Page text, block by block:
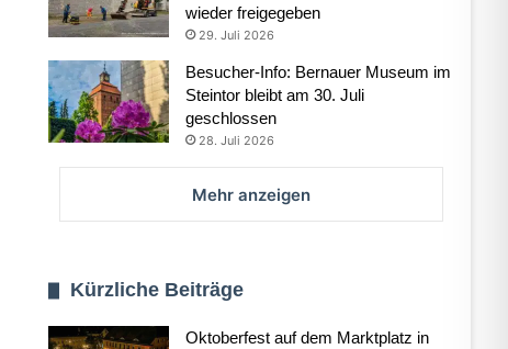
wieder freigegeben
29. Juli 2026
Besucher-Info: Bernauer Museum im
Steintor bleibt am 30. Juli
geschlossen
28. Juli 2026
Mehr anzeigen
Kürzliche Beiträge
Oktoberfest auf dem Marktplatz in